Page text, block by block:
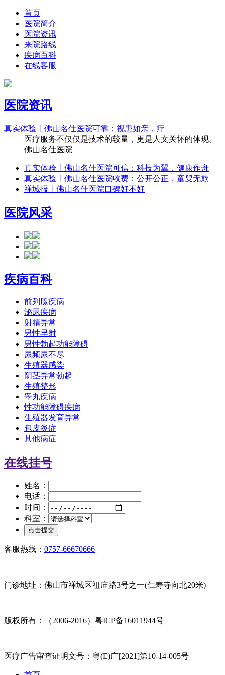
首页
医院简介
医院资讯
来院路线
疾病百科
在线客服
医院资讯
真实体验丨佛山名仕医院可靠：视患如亲，疗
医疗服务不仅仅是技术的较量，更是人文关怀的体现。
佛山名仕医院
真实体验丨佛山名仕医院可信：科技为翼，健康作舟
真实体验丨佛山名仕医院收费：公开公正，童叟无欺
禅城报丨佛山名仕医院口碑好不好
医院风采
疾病百科
前列腺疾病
泌尿疾病
射精异常
男性早射
男性勃起功能障碍
尿频尿不尽
生殖器感染
阴茎异常勃起
生殖整形
睾丸疾病
性功能障碍疾病
生殖器发育异常
包皮炎症
其他病症
在线挂号
姓名：
电话：
时间：
科室：
客服热线： 0757-66670666
门诊地址：佛山市禅城区祖庙路3号之一(仁寿寺向北20米)
版权所有：（2006-2016）粤ICP备16011944号
医疗广告审查证明文号：粤(E)广[2021]第10-14-005号